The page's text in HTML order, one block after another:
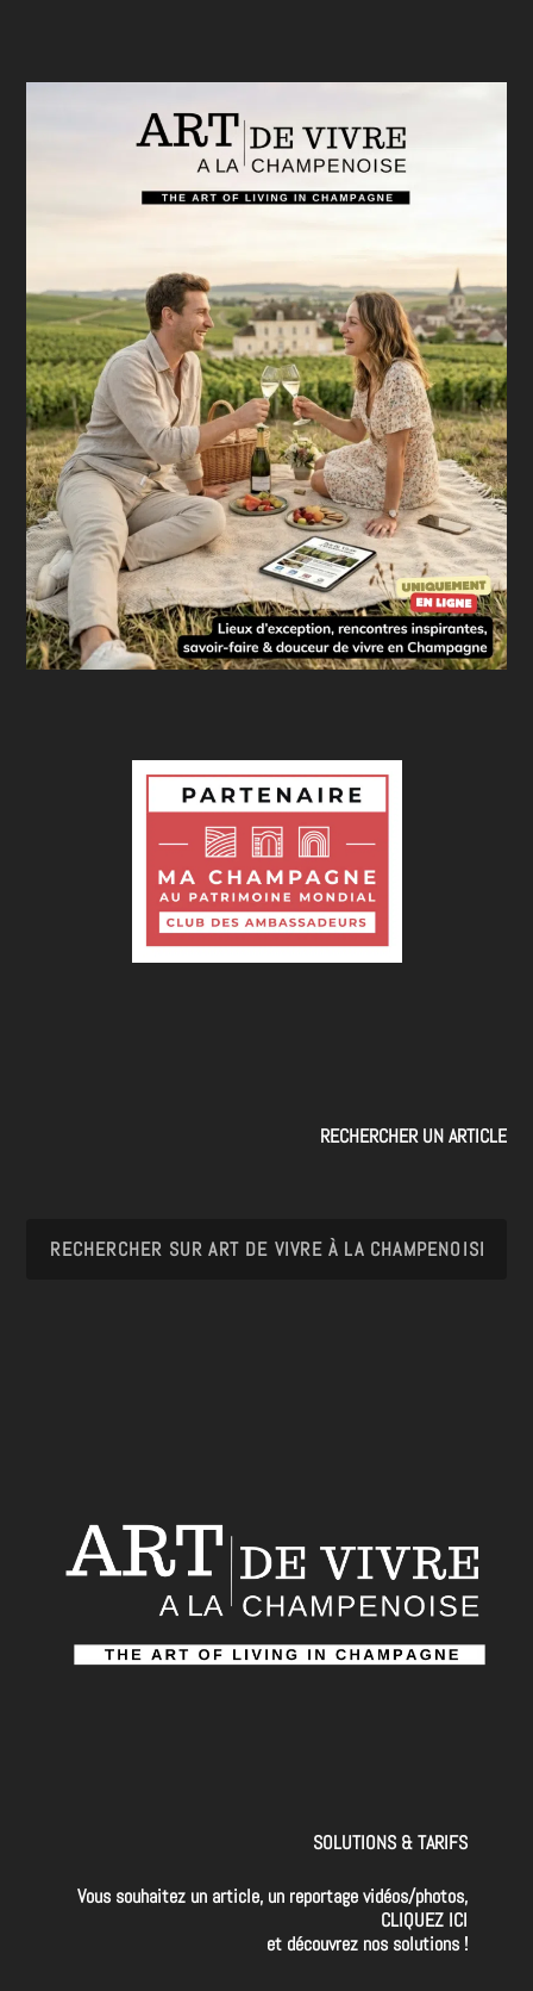
RECHERCHER UN ARTICLE
SOLUTIONS & TARIFS
Vous souhaitez un article, un reportage vidéos/photos,
CLIQUEZ ICI
et découvrez nos solutions !